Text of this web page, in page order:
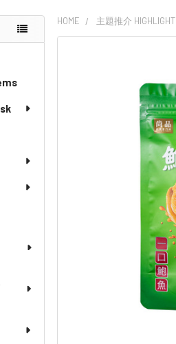
HOME 主題推介 HIGHLIGHT